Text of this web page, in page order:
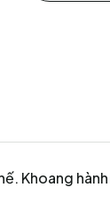
Khoang